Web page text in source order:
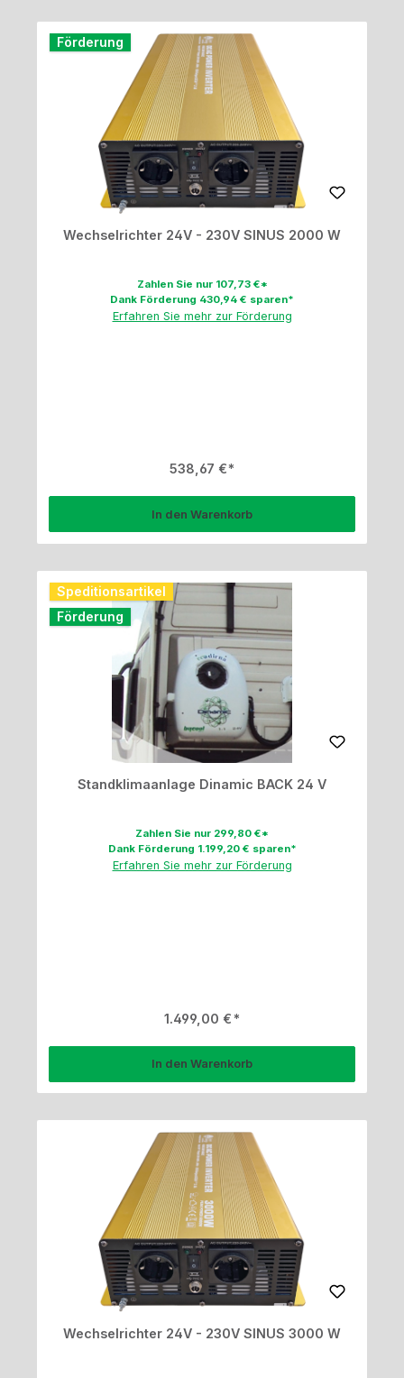
Förderung
Wechselrichter 24V - 230V SINUS 2000 W
Zahlen Sie nur 107,73 €*
Dank Förderung 430,94 € sparen*
Erfahren Sie mehr zur Förderung
Regulärer Preis:
538,67 €
In den Warenkorb
Speditionsartikel
Förderung
Standklimaanlage Dinamic BACK 24 V
Zahlen Sie nur 299,80 €*
Dank Förderung 1.199,20 € sparen*
Erfahren Sie mehr zur Förderung
Regulärer Preis:
1.499,00 €
In den Warenkorb
Wechselrichter 24V - 230V SINUS 3000 W